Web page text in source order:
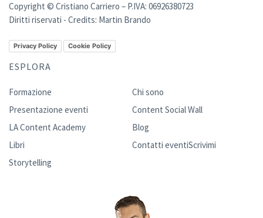
Copyright © Cristiano Carriero – P.IVA: 06926380723
Diritti riservati - Credits: Martin Brando
Privacy Policy Cookie Policy
ESPLORA
Formazione
Presentazione eventi
LA Content Academy
Libri
Storytelling
Chi sono
Content Social Wall
Blog
Contatti eventiScrivimi